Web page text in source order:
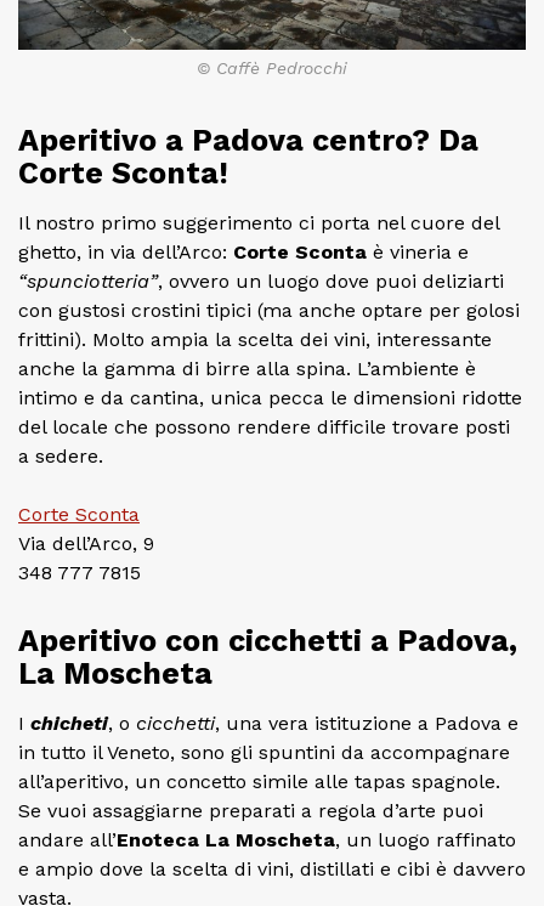
© Caffè Pedrocchi
Aperitivo a Padova centro? Da
Corte Sconta!
Il nostro primo suggerimento ci porta nel cuore del
ghetto, in via dell’Arco: Corte Sconta è vineria e
“spunciotteria”, ovvero un luogo dove puoi deliziarti
con gustosi crostini tipici (ma anche optare per golosi
frittini). Molto ampia la scelta dei vini, interessante
anche la gamma di birre alla spina. L’ambiente è
intimo e da cantina, unica pecca le dimensioni ridotte
del locale che possono rendere difficile trovare posti
a sedere.
Corte Sconta
Via dell’Arco, 9
348 777 7815
Aperitivo con cicchetti a Padova,
La Moscheta
I chicheti, o cicchetti, una vera istituzione a Padova e
in tutto il Veneto, sono gli spuntini da accompagnare
all’aperitivo, un concetto simile alle tapas spagnole.
Se vuoi assaggiarne preparati a regola d’arte puoi
andare all’Enoteca La Moscheta, un luogo raffinato
e ampio dove la scelta di vini, distillati e cibi è davvero
vasta.